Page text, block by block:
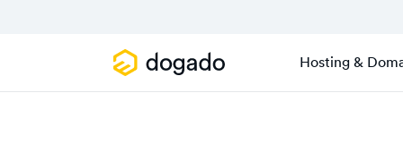
Hosting &